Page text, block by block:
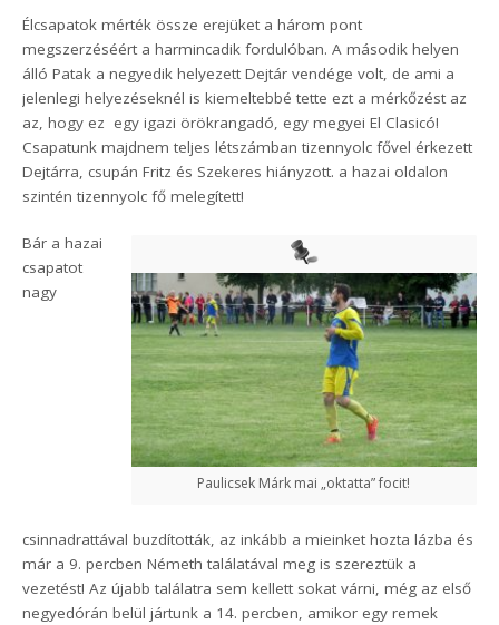
Élcsapatok mérték össze erejüket a három pont
megszerzéséért a harmincadik fordulóban. A második helyen
álló Patak a negyedik helyezett Dejtár vendége volt, de ami a
jelenlegi helyezéseknél is kiemeltebbé tette ezt a mérkőzést az
az, hogy ez egy igazi örökrangadó, egy megyei El Clasicó!
Csapatunk majdnem teljes létszámban tizennyolc fővel érkezett
Dejtárra, csupán Fritz és Szekeres hiányzott. a hazai oldalon
szintén tizennyolc fő melegített!
Paulicsek Márk mai „oktatta” focit!
Bár a hazai
csapatot
nagy
csinnadrattával buzdították, az inkább a mieinket hozta lázba és
már a 9. percben Németh találatával meg is szereztük a
vezetést! Az újabb találatra sem kellett sokat várni, még az első
negyedórán belül jártunk a 14. percben, amikor egy remek